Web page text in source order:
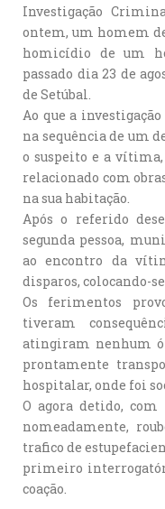
Investigação
ontem, um homem
homicídio de um
passado dia 23 de
de Setúbal.
Ao que a
na sequência de um
o suspeito e a vítima,
relacionado com
na sua habitação.
Após o referido
segunda pessoa,
ao encontro da
disparos, colocando-
Os ferimentos
tiveram
atingiram nenhum
prontamente
hospitalar, onde foi
O agora detido, com
nomeadamente,
trafico de
primeiro
coação.